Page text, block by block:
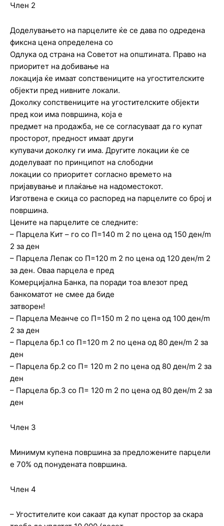
Член 2
Доделувањето на парцелите ќе се дава по одредена
фиксна цена определена со
Одлука од страна на Советот на општината. Право на
приоритет на добивање на
локација ќе имаат сопствениците на угостителските
објекти пред нивните локали.
Доколку сопствениците на угостителските објекти
пред кои има површина, која е
предмет на продажба, не се согласуваат да го купат
просторот, предност имаат други
купувачи доколку ги има. Другите локации ќе се
доделуваат по принципот на слободни
локации со приоритет согласно времето на
пријавување и плаќање на надоместокот.
Изготвена е скица со распоред на парцелите со број и
површина.
Цените на парцелите се следните:
– Парцела Кит – го со П=140 m 2 по цена од 150 ден/m
2 за ден
– Парцела Лепак со П=120 m 2 по цена од 120 ден/m 2
за ден. Oваа парцела е пред
Комерцијална Банка, па поради тоа влезот пред
банкоматот не смее да биде
затворен!
– Парцела Меанче со П=150 m 2 по цена од 100 ден/m
2 за ден
– Парцела бр.1 со П=120 m 2 по цена од 80 ден/m 2 за
ден
– Парцела бр.2 со П= 120 m 2 по цена од 80 ден/m 2 за
ден
– Парцела бр.3 со П= 120 m 2 по цена од 80 ден/m 2 за
ден
Член 3
Минимум купена површина за предложените парцели
е 70% од понудената површина.
Член 4
– Угостителите кои сакаат да купат простор за скара